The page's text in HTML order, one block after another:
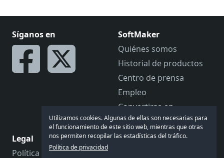
Utilizamos cookies. Algunas de ellas son necesarias para
el funcionamiento de este sitio web, mientras que otras
nos permiten recopilar las estadísticas del tráfico.
Política de privacidad
Síganos en
SoftMaker
Quiénes somos
Historial de productos
Centro de prensa
Empleo
Convertirse en
distribuidor
Legal
Política de privacidad
Hablemos